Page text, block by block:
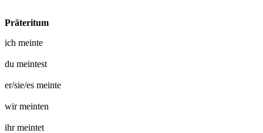
Präteritum
ich meinte
du meintest
er/sie/es meinte
wirmeinten
ihrmeintet